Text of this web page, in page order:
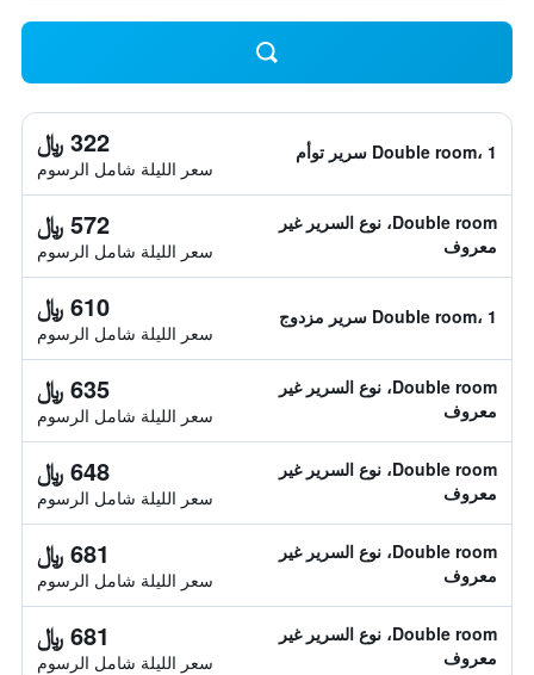
Double room، 1 سرير توأم 322 ﷼
سعر الليلة شامل الرسوم
Double room، نوع السرير غير
معروف
572 ﷼
سعر الليلة شامل الرسوم
Double room، 1 سرير مزدوج 610 ﷼
سعر الليلة شامل الرسوم
Double room، نوع السرير غير
معروف
635 ﷼
سعر الليلة شامل الرسوم
Double room، نوع السرير غير
معروف
648 ﷼
سعر الليلة شامل الرسوم
Double room، نوع السرير غير
معروف
681 ﷼
سعر الليلة شامل الرسوم
Double room، نوع السرير غير
معروف
681 ﷼
سعر الليلة شامل الرسوم